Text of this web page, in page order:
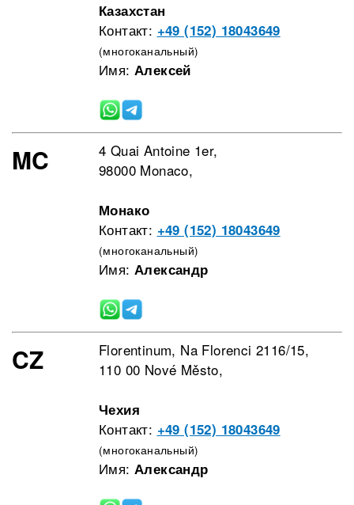
Казахстан
Контакт: +49 (152) 18043649
(многоканальный)
Имя: Алексей
MC
4 Quai Antoine 1er,
98000 Monaco,
Монако
Контакт: +49 (152) 18043649
(многоканальный)
Имя: Александр
CZ
Florentinum, Na Florenci 2116/15,
110 00 Nové Město,
Чехия
Контакт: +49 (152) 18043649
(многоканальный)
Имя: Александр